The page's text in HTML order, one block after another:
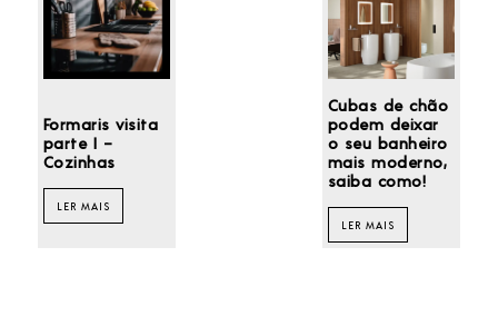
Formaris visita
parte I –
Cozinhas
LER MAIS
Cubas de chão
podem deixar
o seu banheiro
mais moderno,
saiba como!
LER MAIS